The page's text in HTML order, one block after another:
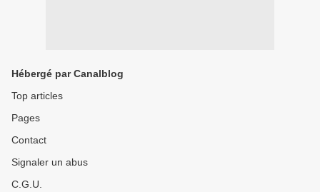
Hébergé par Canalblog
Top articles
Pages
Contact
Signaler un abus
C.G.U.